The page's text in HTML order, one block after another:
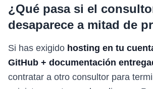
¿Qué pasa si el
desaparece a mitad de
Si has exigido hosting en tu
GitHub + documentación
contratar a otro consultor para